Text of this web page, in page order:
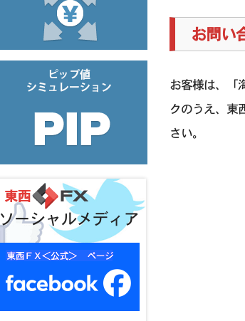
ソーシャルメディア
お問い
お客様は、「
クのうえ、東
さい。